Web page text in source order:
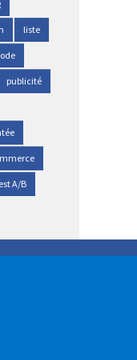
liste
publicité
A/B